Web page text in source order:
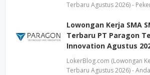
Terbaru Agustus 2026) -
Lowongan Kerja SMA
Terbaru PT Paragon
Innovation Agustus
LokerBlog.com (Lowongan
Terbaru Agustus 2026) -